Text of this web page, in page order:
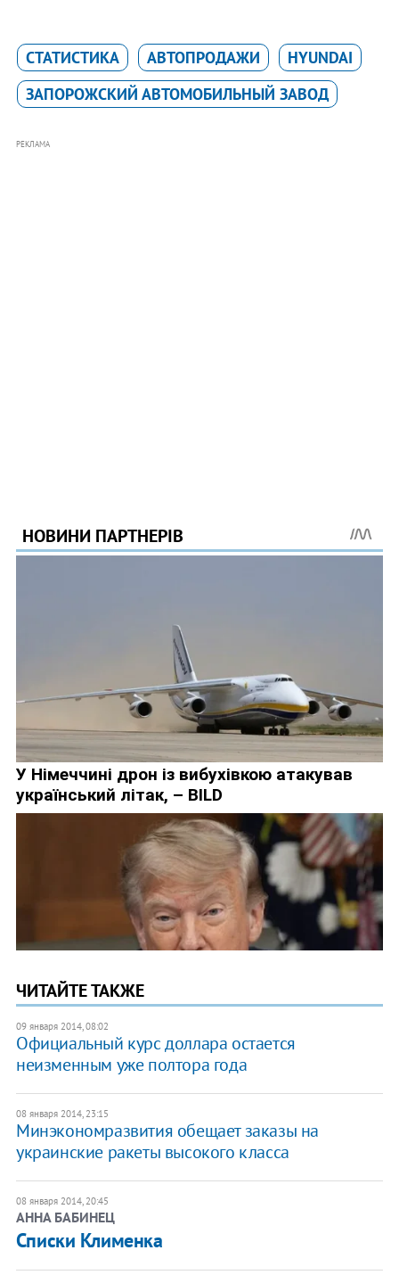
СТАТИСТИКА АВТОПРОДАЖИ
HYUNDAI
ЗАПОРОЖСКИЙ АВТОМОБИЛЬНЫЙ ЗАВОД
РЕКЛАМА
ЧИТАЙТЕ ТАКЖЕ
09 января 2014, 08:02
Официальный курс доллара остается
неизменным уже полтора года
08 января 2014, 23:15
Минэкономразвития обещает заказы на
украинские ракеты высокого класса
08 января 2014, 20:45
АННА БАБИНЕЦ
Списки Клименка